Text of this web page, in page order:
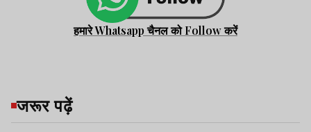
हमारे Whatsapp चैनल को Follow करें
जरूर पढ़ें